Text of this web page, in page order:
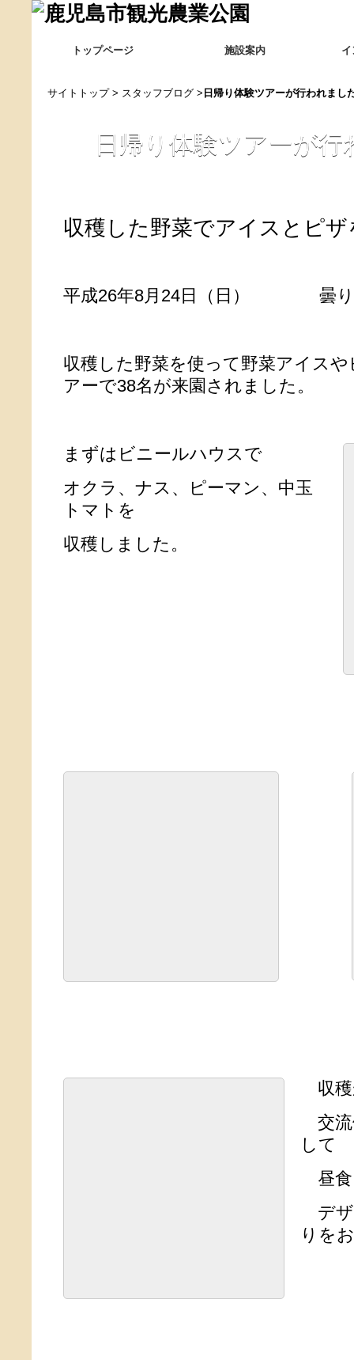
トップページ 施設案内
サイトトップ> スタッフブログ > 日帰り体験ツアーが行われまし
日帰り体験ツアーが
収穫した野菜でアイスとピ
平成26年8月24日（日） 曇
収穫した野菜を使って野菜アイス
アーで38名が来園されました。
まずはビニールハウスで
オクラ、ナス、ピーマン、中玉
トマトを
収穫しました。
収穫
交流
して
昼食
デザ
りを